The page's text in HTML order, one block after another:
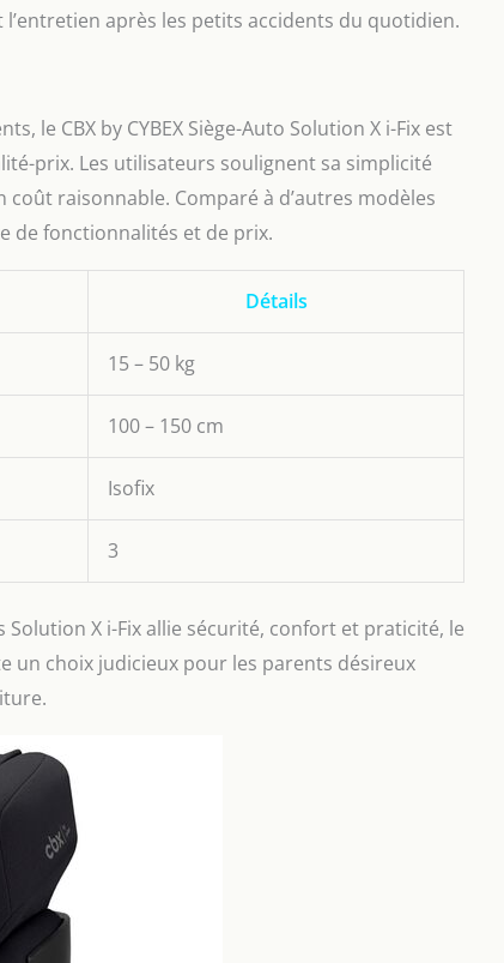
après les petits accidents du quotidien.
le CBX by CYBEX Siège-Auto Solution X i-Fix est
prix. Les utilisateurs soulignent sa simplicité
raisonnable. Comparé à d’autres modèles
de fonctionnalités et de prix.
Détails
15 – 50 kg
100 – 150 cm
Isofix
3
Solution X i-Fix allie sécurité, confort et praticité, le
un choix judicieux pour les parents désireux